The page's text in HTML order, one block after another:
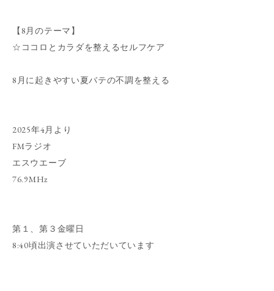
【8月のテーマ】
☆ココロとカラダを整えるセルフケア
8月に起きやすい夏バテの不調を整える
2025年4月より
FMラジオ
エスウエーブ
76.9MHz
第１、第３金曜日
8:40頃出演させていただいています